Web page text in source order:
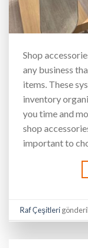
Shop
any business
items. These
inventory
you time and
shop
important to
Raf Çeşitleri